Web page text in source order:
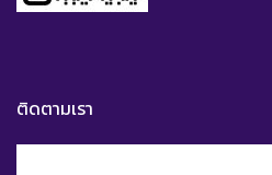
ติดตามเรา